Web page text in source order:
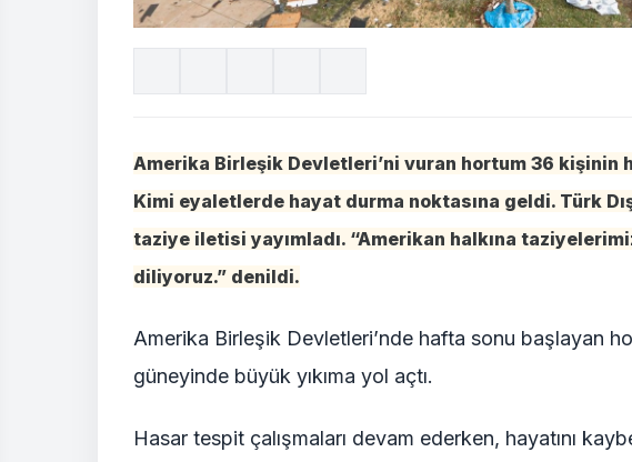
Amerika Birleşik Devletleri’ni vuran hortum 36 kişinin
Kimi eyaletlerde hayat durma noktasına geldi. Türk
taziye iletisi yayımladı. “Amerikan halkına
diliyoruz.” denildi.
Amerika Birleşik Devletleri’nde hafta sonu başlayan
güneyinde büyük yıkıma yol açtı.
Hasar tespit çalışmaları devam ederken, hayatını